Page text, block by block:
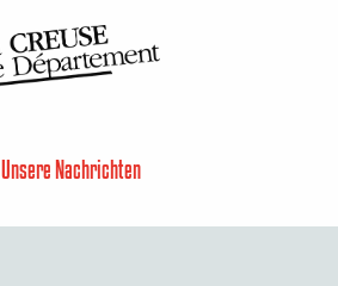
Unsere Nachrichten